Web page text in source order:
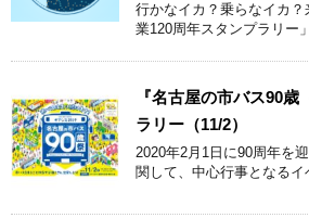
行かなイカ？乗らなイカ
業120周年スタンプラリー
『名古屋の市バス90
ラリー（11/2）
2020年2月1日に90周年を
関して、中心行事となるイ